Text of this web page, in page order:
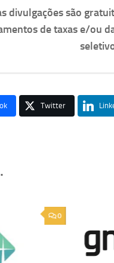
divulgações são
de taxas e/ou
Twitter
0